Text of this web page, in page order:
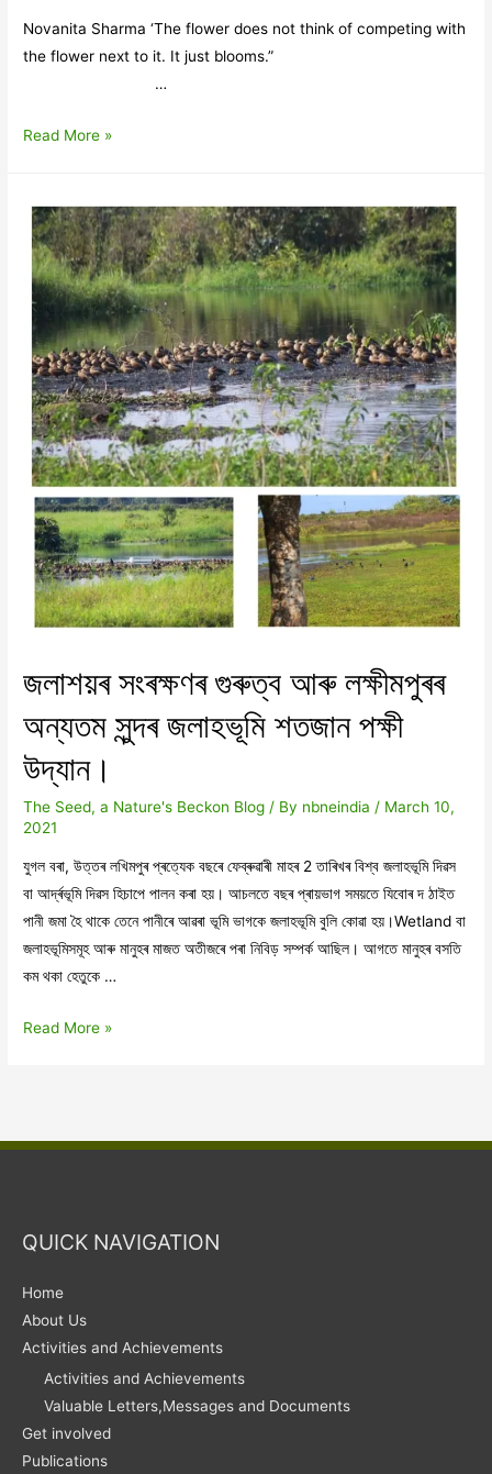
Novanita Sharma ‘The flower does not think of competing with
the flower next to it. It just blooms.”
…
Editorial-
Read More »
জলাশয়ৰ সংৰক্ষণৰ গুৰুত্ব আৰু লক্ষীমপুৰৰ
অন্যতম সুন্দৰ জলাহভূমি শতজান পক্ষী
উদ্যান।
The Seed, a Nature's Beckon Blog / By nbneindia / March 10,
2021
যুগল বৰা, উত্তৰ লখিমপুৰ প্ৰত্যেক বছৰে ফেব্ৰুৱাৰী মাহৰ 2 তাৰিখৰ বিশ্ব জলাহভূমি দিৱস
বা আৰ্দ্ৰভূমি দিৱস হিচাপে পালন কৰা হয়। আচলতে বছৰ প্ৰায়ভাগ সময়তে যিবোৰ দ ঠাইত
পানী জমা হৈ থাকে তেনে পানীৰে আৱৰা ভূমি ভাগকে জলাহভূমি বুলি কোৱা হয়।Wetland বা
জলাহভূমিসমূহ আৰু মানুহৰ মাজত অতীজৰে পৰা নিবিড় সম্পৰ্ক আছিল। আগতে মানুহৰ বসতি
কম থকা হেতুকে …
জলাশয়ৰ
লক্ষীমপুৰৰ
শতজান
উদ্যান।
Read More »
QUICK NAVIGATION
Home
About Us
Activities and Achievements
Activities and Achievements
Valuable Letters,Messages and Documents
Get involved
Publications